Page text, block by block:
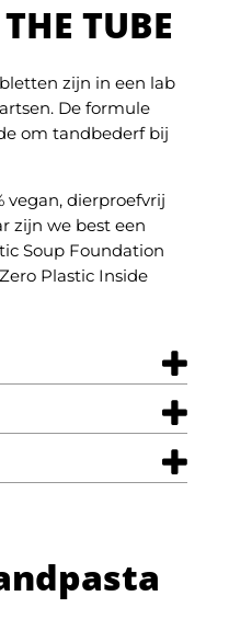
TUBE
zijn in een lab
De formule
om tandbederf bij
vegan, dierproefvrij
zijn we best een
Soup Foundation
Plastic Inside